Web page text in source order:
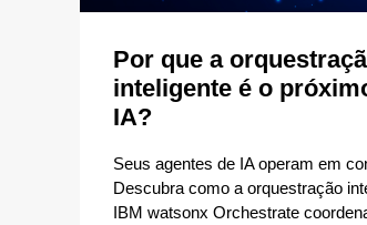
Por que a
inteligente é o
IA?
Seus agentes de IA operam em
Descubra como a orquestração
IBM watsonx Orchestrate